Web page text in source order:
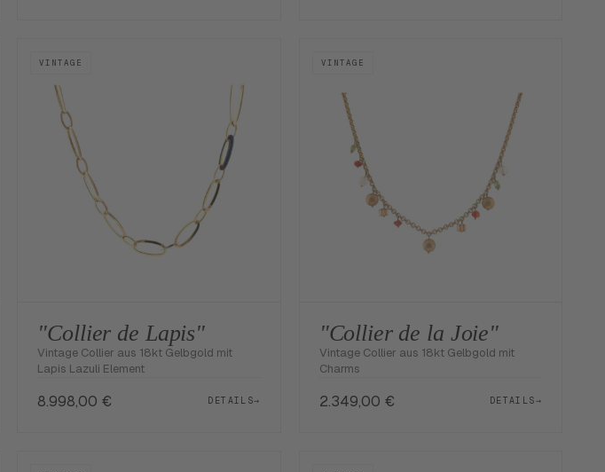
VINTAGE
"Collier de Lapis"
Vintage Collier aus 18kt Gelbgold mit
Lapis Lazuli Element
8.998,00 € DETAILS→
VINTAGE
"Collier de la Joie"
Vintage Collier aus 18kt Gelbgold mit
Charms
2.349,00 € DETAILS→